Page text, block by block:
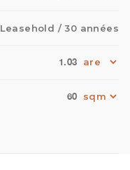
Leasehold / 30 années
1.03
60